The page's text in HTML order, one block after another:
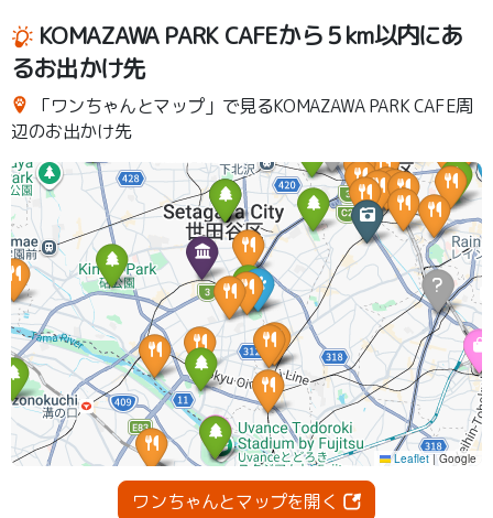
KOMAZAWA PARK CAFEから５km以内にあ
るお出かけ先
「ワンちゃんとマップ」で見るKOMAZAWA PARK CAFE周
辺のお出かけ先
ワンちゃんとマップを開く